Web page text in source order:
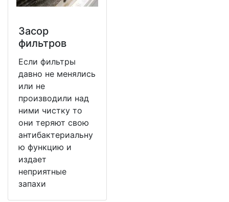
Засор
фильтров
Если фильтры
давно не менялись
или не
производили над
ними чистку то
они теряют свою
антибактериальну
ю функцию и
издает
неприятные
запахи